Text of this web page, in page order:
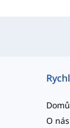
Domů
O nás